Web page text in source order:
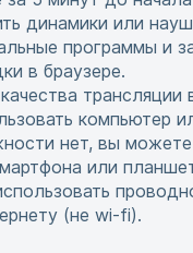
динамики или
программы и
в браузере.
трансляции
компьютер
нет, вы можете
или
(не wi-fi).